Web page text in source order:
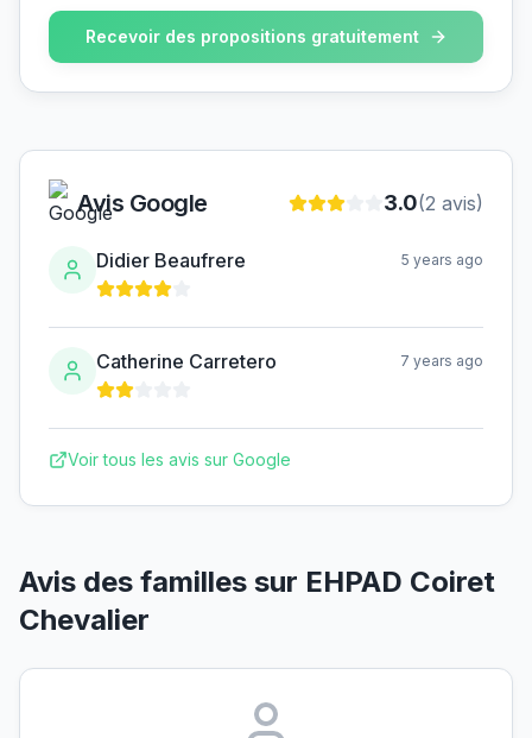
Recevoir des propositions gratuitement
Avis Google 3.0(2 avis)
Didier Beaufrere 5 years ago
Catherine Carretero 7 years ago
Voir tous les avis sur Google
Avis des familles sur EHPAD Coiret
Chevalier